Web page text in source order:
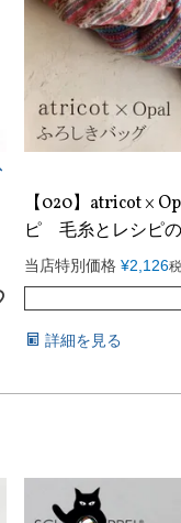
【020】atricot ×
ピ 毛糸とレシピ
当店特別価格 ¥2,126
詳細を見る